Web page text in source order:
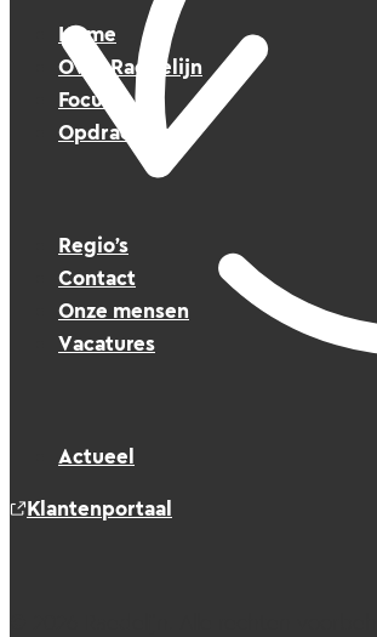
Home
Over Raedelijn
Focus
Opdrachten
Regio’s
Contact
Onze mensen
Vacatures
Actueel
Klantenportaal